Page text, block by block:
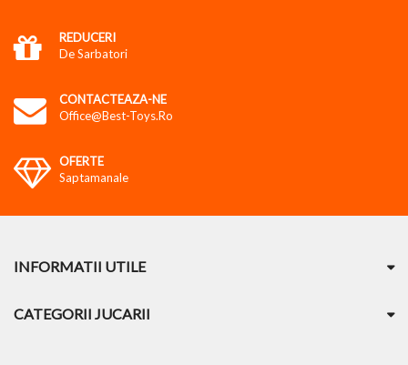
REDUCERI
De Sarbatori
CONTACTEAZA-NE
Office@best-Toys.ro
OFERTE
Saptamanale
INFORMATII UTILE
CATEGORII JUCARII